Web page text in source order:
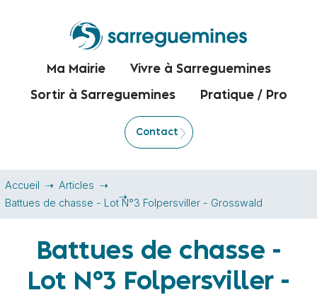
Ma Mairie Vivre à Sarreguemines
Sortir à Sarreguemines Pratique / Pro
Contact
Accueil
Articles
Battues de chasse - Lot N°3 Folpersviller - Grosswald
Battues de chasse -
Lot N°3 Folpersviller -